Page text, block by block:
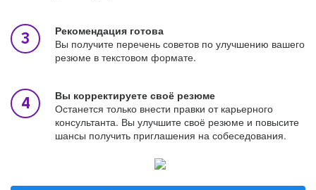
Рекомендация готова
Вы получите перечень советов по улучшению вашего
резюме в текстовом формате.
Вы корректируете своё резюме
Останется только внести правки от карьерного
консультанта. Вы улучшите своё резюме и повысите
шансы получить приглашения на собеседования.